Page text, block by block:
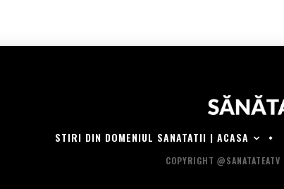
STIRI DIN DOMENIUL SANATATII | ACASA
COPYRIGHT @SANATATEATV